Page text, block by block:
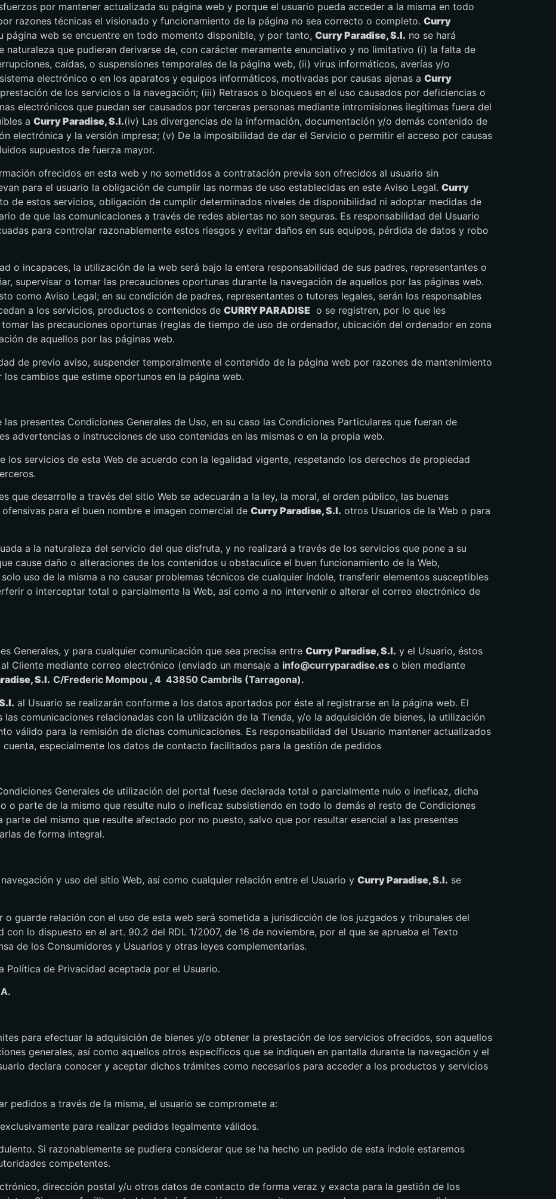
por mantener actualizada su página web y porque el usuario pueda acceder a la misma en todo
razones técnicas el visionado y funcionamiento de la página no sea correcto o completo. Curry
página web se encuentre en todo momento disponible, y por tanto, Curry Paradise, S.l. no se hará
naturaleza que pudieran derivarse de, con carácter meramente enunciativo y no limitativo (i) la falta de
caídas, o suspensiones temporales de la página web, (ii) virus informáticos, averías y/o
electrónico o en los aparatos y equipos informáticos, motivadas por causas ajenas a Curry
de los servicios o la navegación; (iii) Retrasos o bloqueos en el uso causados por deficiencias o
electrónicos que puedan ser causados por terceras personas mediante intromisiones ilegítimas fuera del
a Curry Paradise, S.l.(iv) Las divergencias de la información, documentación y/o demás contenido de
electrónica y la versión impresa; (v) De la imposibilidad de dar el Servicio o permitir el acceso por causas
supuestos de fuerza mayor.
ofrecidos en esta web y no sometidos a contratación previa son ofrecidos al usuario sin
para el usuario la obligación de cumplir las normas de uso establecidas en este Aviso Legal. Curry
de estos servicios, obligación de cumplir determinados niveles de disponibilidad ni adoptar medidas de
de que las comunicaciones a través de redes abiertas no son seguras. Es responsabilidad del Usuario
para controlar razonablemente estos riesgos y evitar daños en sus equipos, pérdida de datos y robo
o incapaces, la utilización de la web será bajo la entera responsabilidad de sus padres, representantes o
supervisar o tomar las precauciones oportunas durante la navegación de aquellos por las páginas web.
como Aviso Legal; en su condición de padres, representantes o tutores legales, serán los responsables
a los servicios, productos o contenidos de CURRY PARADISE o se registren, por lo que les
las precauciones oportunas (reglas de tiempo de uso de ordenador, ubicación del ordenador en zona
de aquellos por las páginas web.
de previo aviso, suspender temporalmente el contenido de la página web por razones de mantenimiento
cambios que estime oportunos en la página web.
presentes Condiciones Generales de Uso, en su caso las Condiciones Particulares que fueran de
advertencias o instrucciones de uso contenidas en las mismas o en la propia web.
los servicios de esta Web de acuerdo con la legalidad vigente, respetando los derechos de propiedad
que desarrolle a través del sitio Web se adecuarán a la ley, la moral, el orden público, las buenas
para el buen nombre e imagen comercial de Curry Paradise, S.l. otros Usuarios de la Web o para
a la naturaleza del servicio del que disfruta, y no realizará a través de los servicios que pone a su
cause daño o alteraciones de los contenidos u obstaculice el buen funcionamiento de la Web,
uso de la misma a no causar problemas técnicos de cualquier índole, transferir elementos susceptibles
o interceptar total o parcialmente la Web, así como a no intervenir o alterar el correo electrónico de
Generales, y para cualquier comunicación que sea precisa entre Curry Paradise, S.l. y el Usuario, éstos
Cliente mediante correo electrónico (enviado un mensaje a info@curryparadise.es o bien mediante
S.l. C/Frederic Mompou , 4 43850 Cambrils (Tarragona).
al Usuario se realizarán conforme a los datos aportados por éste al registrarse en la página web. El
comunicaciones relacionadas con la utilización de la Tienda, y/o la adquisición de bienes, la utilización
válido para la remisión de dichas comunicaciones. Es responsabilidad del Usuario mantener actualizados
especialmente los datos de contacto facilitados para la gestión de pedidos
Generales de utilización del portal fuese declarada total o parcialmente nulo o ineficaz, dicha
o parte de la mismo que resulte nulo o ineficaz subsistiendo en todo lo demás el resto de Condiciones
parte del mismo que resulte afectado por no puesto, salvo que por resultar esencial a las presentes
de forma integral.
y uso del sitio Web, así como cualquier relación entre el Usuario y Curry Paradise, S.l. se
o guarde relación con el uso de esta web será sometida a jurisdicción de los juzgados y tribunales del
lo dispuesto en el art. 90.2 del RDL 1/2007, de 16 de noviembre, por el que se aprueba el Texto
de los Consumidores y Usuarios y otras leyes complementarias.
Política de Privacidad aceptada por el Usuario.
para efectuar la adquisición de bienes y/o obtener la prestación de los servicios ofrecidos, son aquellos
generales, así como aquellos otros específicos que se indiquen en pantalla durante la navegación y el
declara conocer y aceptar dichos trámites como necesarios para acceder a los productos y servicios
pedidos a través de la misma, el usuario se compromete a:
para realizar pedidos legalmente válidos.
Si razonablemente se pudiera considerar que se ha hecho un pedido de esta índole estaremos
competentes.
dirección postal y/u otros datos de contacto de forma veraz y exacta para la gestión de los